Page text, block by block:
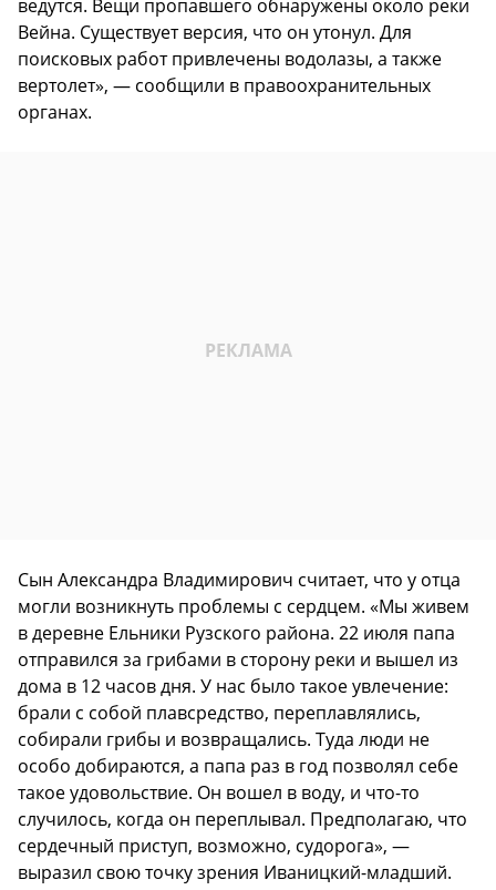
ведутся. Вещи пропавшего обнаружены около реки
Вейна. Существует версия, что он утонул. Для
поисковых работ привлечены водолазы, а также
вертолет», — сообщили в правоохранительных
органах.
Сын Александра Владимирович считает, что у отца
могли возникнуть проблемы с сердцем. «Мы живем
в деревне Ельники Рузского района. 22 июля папа
отправился за грибами в сторону реки и вышел из
дома в 12 часов дня. У нас было такое увлечение:
брали с собой плавсредство, переплавлялись,
собирали грибы и возвращались. Туда люди не
особо добираются, а папа раз в год позволял себе
такое удовольствие. Он вошел в воду, и что-то
случилось, когда он переплывал. Предполагаю, что
сердечный приступ, возможно, судорога», —
выразил свою точку зрения Иваницкий-младший.